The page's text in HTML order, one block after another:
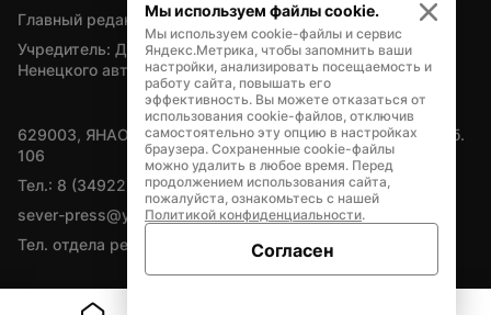
Главный редактор — А.Л. Поздеев
Учредитель: Департамент внутренней политики Ямало-
Ненецкого автономного округа
629003, ЯНАО, Салехард, мкр. Богдана Кнунянца, д.1, каб.
106
Тел.: 8 (34922) 71262
sever-press@yamal-media.ru
Тел. отдела рекламы: 8 (34922) 42728
Мы используем файлы cookie.
Мы используем cookie-файлы и сервис
Яндекс.Метрика, чтобы запомнить ваши
настройки, анализировать посещаемость и
работу сайта, повышать его
эффективность. Вы можете отказаться от
использования cookie-файлов, отключив
самостоятельно эту опцию в настройках
браузера. Сохраненные cookie-файлы
можно удалить в любое время. Перед
продолжением использования сайта,
пожалуйста, ознакомьтесь с нашей
Политикой конфиденциальности.
Согласен